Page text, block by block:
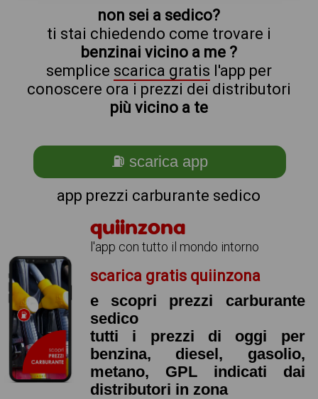
non sei a sedico?
ti stai chiedendo come trovare i
benzinai vicino a me ?
semplice scarica gratis l'app per
conoscere ora i prezzi dei distributori
più vicino a te
⛽ scarica app
app prezzi carburante sedico
quiinzona
l'app con tutto il mondo intorno
scarica gratis quiinzona
e scopri prezzi carburante
sedico
tutti i prezzi di oggi per
benzina, diesel, gasolio,
metano, GPL indicati dai
distributori in zona